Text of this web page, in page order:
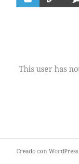
This user has
Creado con WordPress